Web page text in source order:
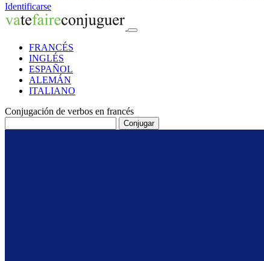
Identificarse
FRANCÉS
INGLÉS
ESPAÑOL
ALEMÁN
ITALIANO
Conjugación de verbos en francés